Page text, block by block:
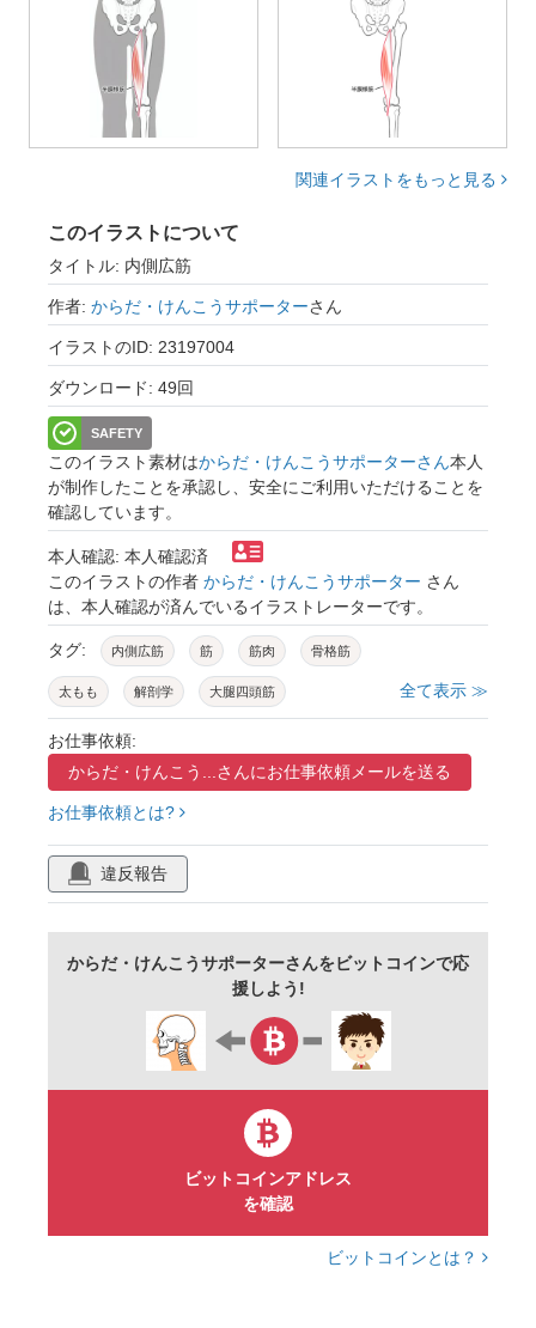
関連イラストをもっと見る
このイラストについて
タイトル: 内側広筋
作者: からだ・けんこうサポーターさん
イラストのID: 23197004
ダウンロード: 49回
SAFETY
このイラスト素材はからだ・けんこうサポーターさん本人
が制作したことを承認し、安全にご利用いただけることを
確認しています。
本人確認: 本人確認済
このイラストの作者 からだ・けんこうサポーター さん
は、本人確認が済んでいるイラストレーターです。
タグ: 内側広筋 筋 筋肉 骨格筋
太もも 解剖学 大腿四頭筋 全て表示 ≫
お仕事依頼:
からだ・けんこう...さんにお仕事依頼メールを送る
お仕事依頼とは?
違反報告
からだ・けんこうサポーターさんをビットコインで応
援しよう!
ビットコインアドレス
を確認
ビットコインとは？